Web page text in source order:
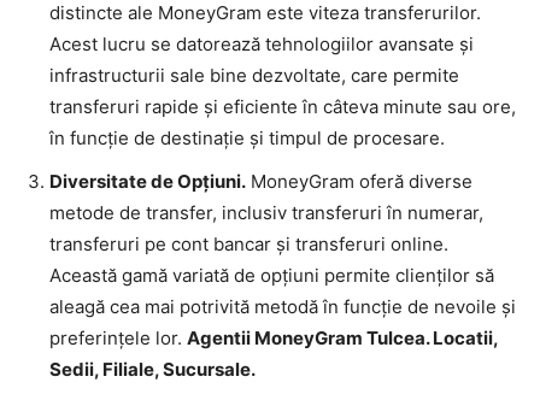
distincte ale MoneyGram este viteza transferurilor.
Acest lucru se datorează tehnologiilor avansate și
infrastructurii sale bine dezvoltate, care permite
transferuri rapide și eficiente în câteva minute sau ore,
în funcție de destinație și timpul de procesare.
Diversitate de Opțiuni. MoneyGram oferă diverse
metode de transfer, inclusiv transferuri în numerar,
transferuri pe cont bancar și transferuri online.
Această gamă variată de opțiuni permite clienților să
aleagă cea mai potrivită metodă în funcție de nevoile și
preferințele lor. Agentii MoneyGram Tulcea. Locatii,
Sedii, Filiale, Sucursale.